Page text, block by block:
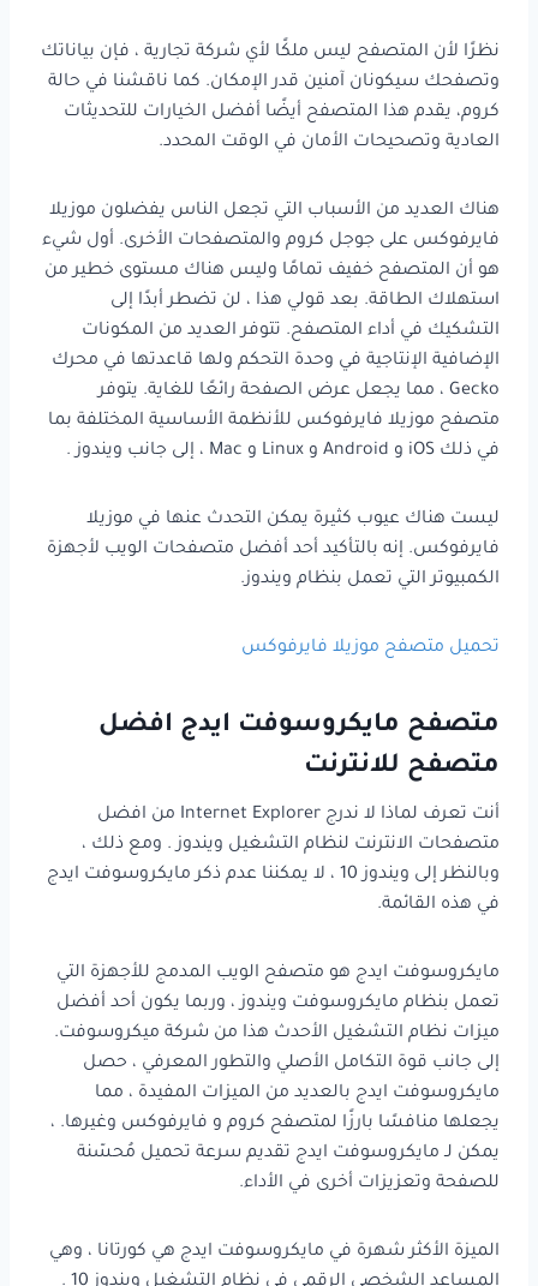
نظرًا لأن المتصفح ليس ملكًا لأي شركة تجارية ، فإن بياناتك
وتصفحك سيكونان آمنين قدر الإمكان. كما ناقشنا في حالة
كروم، يقدم هذا المتصفح أيضًا أفضل الخيارات للتحديثات
العادية وتصحيحات الأمان في الوقت المحدد.
هناك العديد من الأسباب التي تجعل الناس يفضلون موزيلا
فايرفوكس على جوجل كروم والمتصفحات الأخرى. أول شيء
هو أن المتصفح خفيف تمامًا وليس هناك مستوى خطير من
استهلاك الطاقة. بعد قولي هذا ، لن تضطر أبدًا إلى
التشكيك في أداء المتصفح. تتوفر العديد من المكونات
الإضافية الإنتاجية في وحدة التحكم ولها قاعدتها في محرك
Gecko ، مما يجعل عرض الصفحة رائعًا للغاية. يتوفر
متصفح موزيلا فايرفوكس للأنظمة الأساسية المختلفة بما
في ذلك iOS و Android و Linux و Mac ، إلى جانب ويندوز .
ليست هناك عيوب كثيرة يمكن التحدث عنها في موزيلا
فايرفوكس. إنه بالتأكيد أحد أفضل متصفحات الويب لأجهزة
الكمبيوتر التي تعمل بنظام ويندوز.
تحميل متصفح موزيلا فايرفوكس
متصفح مايكروسوفت ايدج افضل
متصفح للانترنت
أنت تعرف لماذا لا ندرج Internet Explorer من افضل
متصفحات الانترنت لنظام التشغيل ويندوز . ومع ذلك ،
وبالنظر إلى ويندوز 10 ، لا يمكننا عدم ذكر مايكروسوفت ايدج
في هذه القائمة.
مايكروسوفت ايدج هو متصفح الويب المدمج للأجهزة التي
تعمل بنظام مايكروسوفت ويندوز ، وربما يكون أحد أفضل
ميزات نظام التشغيل الأحدث هذا من شركة ميكروسوفت.
إلى جانب قوة التكامل الأصلي والتطور المعرفي ، حصل
مايكروسوفت ايدج بالعديد من الميزات المفيدة ، مما
يجعلها منافسًا بارزًا لمتصفح كروم و فايرفوكس وغيرها. ،
يمكن لـ مايكروسوفت ايدج تقديم سرعة تحميل مُحسّنة
للصفحة وتعزيزات أخرى في الأداء.
الميزة الأكثر شهرة في مايكروسوفت ايدج هي كورتانا ، وهي